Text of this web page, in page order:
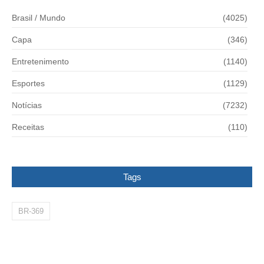
Brasil / Mundo (4025)
Capa (346)
Entretenimento (1140)
Esportes (1129)
Notícias (7232)
Receitas (110)
Tags
BR-369